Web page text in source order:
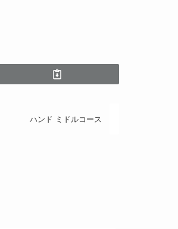
ハンド ミドルコース